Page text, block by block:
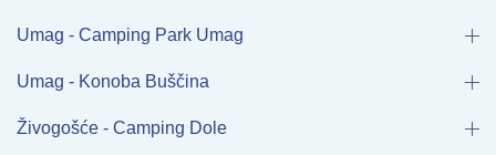
Umag - Camping Park Umag
Umag - Konoba Buščina
Živogošće - Camping Dole